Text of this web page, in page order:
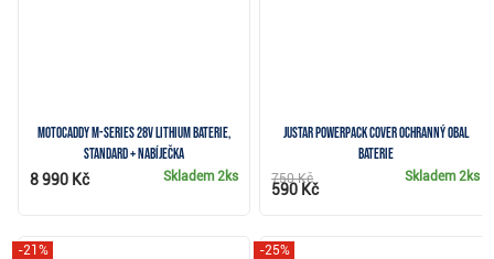
Motocaddy M-Series 28V Lithium baterie,
Standard + nabíječka
Skladem2ks
8 990 Kč
JuStar Powerpack Cover ochranný obal
baterie
Skladem2ks
750 Kč
590 Kč
-21% -25%